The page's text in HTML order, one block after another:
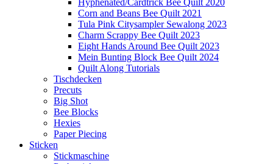
Corn and Beans Bee Quilt 2021
Tula Pink Citysampler Sewalong 2023
Charm Scrappy Bee Quilt 2023
Eight Hands Around Bee Quilt 2023
Mein Bunting Block Bee Quilt 2024
Quilt Along Tutorials
Tischdecken
Precuts
Big Shot
Bee Blocks
Hexies
Paper Piecing
Sticken
Stickmaschine